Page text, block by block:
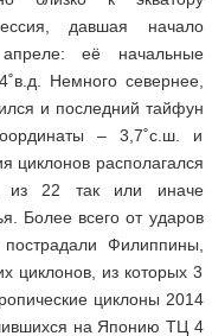
давшая начало
её начальные
Немного севернее,
и последний тайфун
– 3,7˚с.ш. и
циклонов располагался
из 22 так или иначе
Более всего от ударов
Филиппины,
циклонов, из которых 3
циклоны 2014
на Японию ТЦ 4